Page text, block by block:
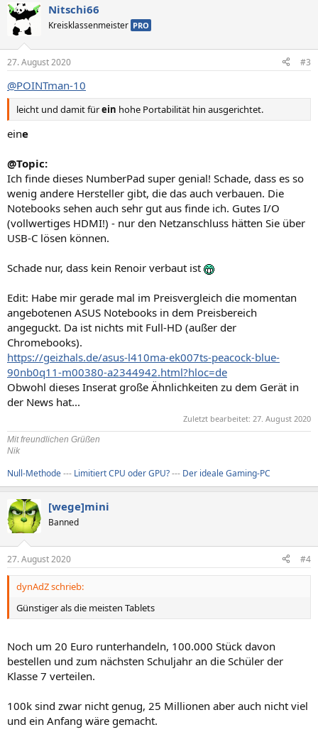
k
t
i
e
:
Nitschi66
Kreisklassenmeister PRO
27. August 2020 #3
@POINTman-10
leicht und damit fürein hohe Portabilität hin ausgerichtet.
eine
@Topic:
Ich finde dieses NumberPad super genial! Schade, dass es so
wenig andere Hersteller gibt, die das auch verbauen. Die
Notebooks sehen auch sehr gut aus finde ich. Gutes I/O
(vollwertiges HDMI!) - nur den Netzanschluss hätten Sie über
USB-C lösen können.
Schade nur, dass kein Renoir verbaut ist
Edit: Habe mir gerade mal im Preisvergleich die momentan
angebotenen ASUS Notebooks in dem Preisbereich
angeguckt. Da ist nichts mit Full-HD (außer der
Chromebooks).
https://geizhals.de/asus-l410ma-ek007ts-peacock-blue-
90nb0q11-m00380-a2344942.html?hloc=de
Obwohl dieses Inserat große Ähnlichkeiten zu dem Gerät in
der News hat...
Zuletzt bearbeitet: 27. August 2020
Mit freundlichen Grüßen
Nik
Null-Methode--- Limitiert CPU oder GPU?--- Der ideale Gaming-PC
[wege]mini
Banned
27. August 2020 #4
dynAdZ schrieb:
Günstiger als die meisten Tablets
Noch um 20 Euro runterhandeln, 100.000 Stück davon
bestellen und zum nächsten Schuljahr an die Schüler der
Klasse 7 verteilen.
100k sind zwar nicht genug, 25 Millionen aber auch nicht viel
und ein Anfang wäre gemacht.